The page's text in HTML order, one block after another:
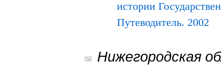
истории
Путеводитель. 2002
Нижегородская